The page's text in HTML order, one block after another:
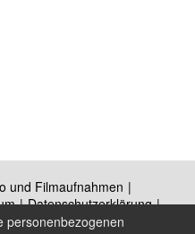
und Filmaufnahmen
Datenschutzerklärung
personenbezogenen